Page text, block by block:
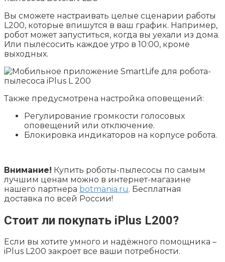
Вы сможете настраивать целые сценарии работы
L200, которые впишутся в ваш график. Например,
робот может запуститься, когда вы уехали из дома.
Или пылесосить каждое утро в 10:00, кроме
выходных.
Также предусмотрена настройка оповещений:
Регулирование громкости голосовых
оповещений или отключение.
Блокировка индикаторов на корпусе робота.
Внимание! Купить роботы-пылесосы по самым
лучшим ценам можно в интернет-магазине
нашего партнера botmania.ru. Бесплатная
доставка по всей России!
Стоит ли покупать iPlus L200?
Если вы хотите умного и надёжного помощника –
iPlus L200 закроет все ваши потребности.